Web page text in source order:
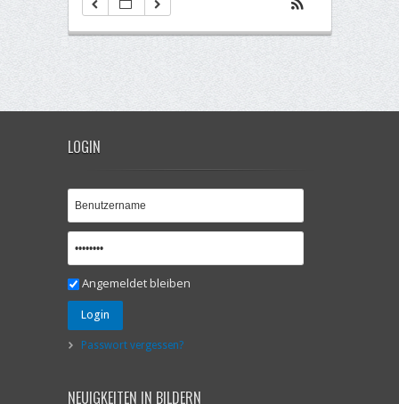
LOGIN
Angemeldet bleiben
Login
Passwort vergessen?
NEUIGKEITEN IN BILDERN